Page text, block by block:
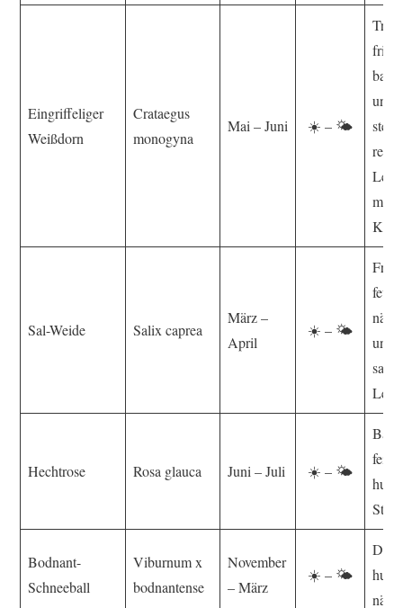
Eingriffeliger
Weißdorn
Crataegus
monogyna
Mai – Juni ☀️ – 🌤️
und
mit
Sal-Weide Salix caprea
März –
April
☀️ – 🌤️
und
Hechtrose Rosa glauca Juni – Juli ☀️ – 🌤️
Bodnant-
Schneeball
Viburnum x
bodnantense
November
– März
☀️ – 🌤️